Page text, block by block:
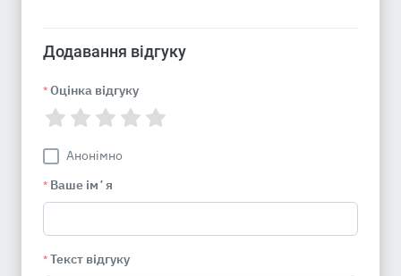
Додавання відгуку
* Оцінка відгуку
Анонімно
* Ваше імʼя
* Текст відгуку